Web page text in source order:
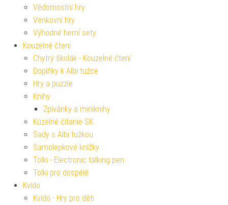
Vědomostní hry
Venkovní hry
Výhodné herní sety
Kouzelné čtení
Chytrý školák - Kouzelné čtení
Doplňky k Albi tužce
Hry a puzzle
Knihy
Zpívánky a miniknihy
Kúzelné čítanie SK
Sady s Albi tužkou
Samolepkové knížky
Tolki - Electronic talking pen
Tolki pro dospělé
Kvído
Kvído - Hry pro děti